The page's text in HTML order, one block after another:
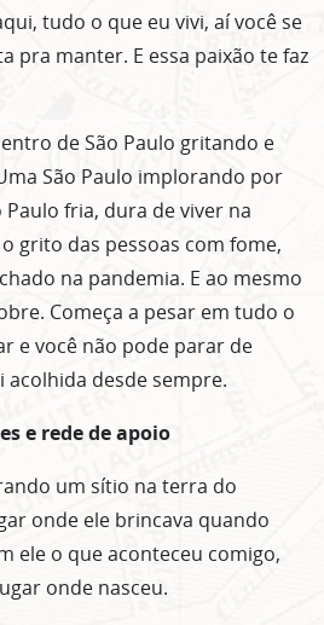
tudo o que eu vivi, aí você se
pra manter. E essa paixão te faz
de São Paulo gritando e
São Paulo implorando por
fria, dura de viver na
grito das pessoas com fome,
na pandemia. E ao mesmo
Começa a pesar em tudo o
e você não pode parar de
desde sempre.
e rede de apoio
um sítio na terra do
onde ele brincava quando
ele o que aconteceu comigo,
onde nasceu.
para receber notícias sobre o
seu email.